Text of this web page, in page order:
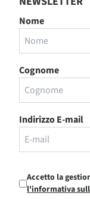
Nome
Cognome
Indirizzo E-mail
Accetto la
l'informativa